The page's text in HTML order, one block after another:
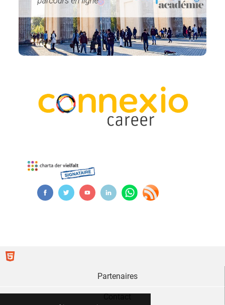
Partenaires
Contact